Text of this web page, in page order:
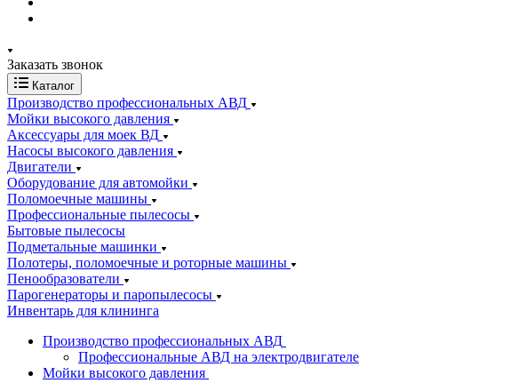
Заказать звонок
Каталог
Производство профессиональных АВД
Мойки высокого давления
Аксессуары для моек ВД
Насосы высокого давления
Двигатели
Оборудование для автомойки
Поломоечные машины
Профессиональные пылесосы
Бытовые пылесосы
Подметальные машинки
Полотеры, поломоечные и роторные машины
Пенообразователи
Парогенераторы и паропылесосы
Инвентарь для клининга
Производство профессиональных АВД
Профессиональные АВД на электродвигателе
Мойки высокого давления